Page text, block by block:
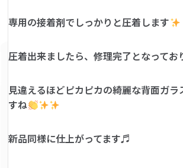
専用の接着剤でしっかりと圧着します
圧着出来ましたら、修理完了となってお
見違えるほどピカピカの綺麗な背面ガラ
すね
新品同様に仕上がってます♬